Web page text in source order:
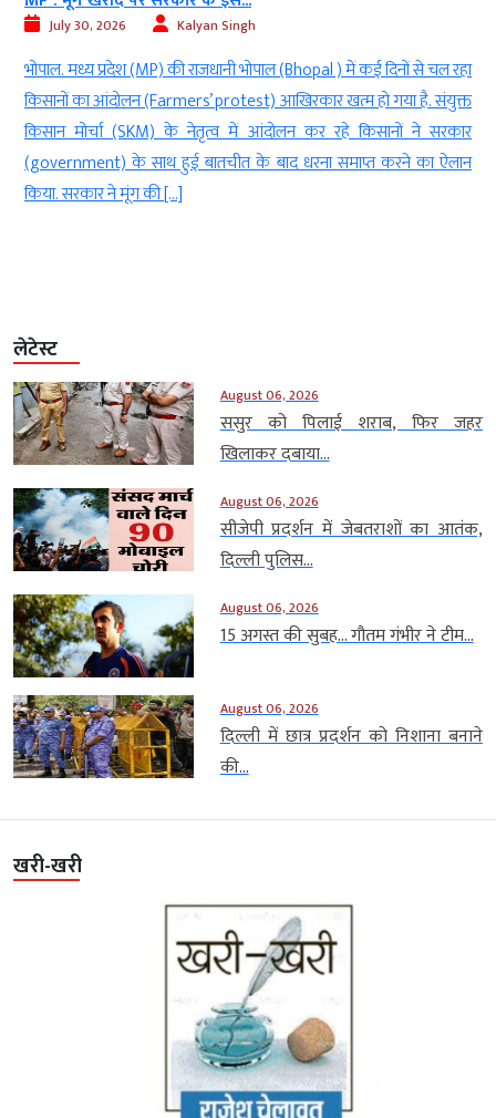
July 30, 2026 Kalyan Singh
भोपाल. मध्य प्रदेश (MP) की राजधानी भोपाल (Bhopal ) में कई दिनों से चल रहा
किसानों का आंदोलन (Farmers’ protest) आखिरकार खत्म हो गया है. संयुक्त
किसान मोर्चा (SKM) के नेतृत्व में आंदोलन कर रहे किसानों ने सरकार
(government) के साथ हुई बातचीत के बाद धरना समाप्त करने का ऐलान
किया. सरकार ने मूंग की […]
लेटेस्ट
August 06, 2026
ससुर को पिलाई शराब, फिर जहर
खिलाकर दबाया...
August 06, 2026
सीजेपी प्रदर्शन में जेबतराशों का आतंक,
दिल्ली पुलिस...
August 06, 2026
15 अगस्त की सुबह… गौतम गंभीर ने टीम...
August 06, 2026
दिल्ली में छात्र प्रदर्शन को निशाना बनाने
की...
खरी-खरी